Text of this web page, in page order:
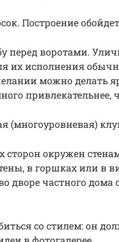
Построение
перед воротами.
их исполнения
можно делать
привлекательнее,
(многоуровневая)
сторон окружен
в горшках или в
дворе частного
со стилем: он